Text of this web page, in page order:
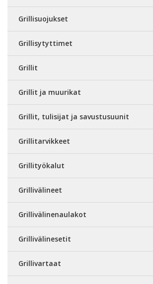
Grillisuojukset
Grillisytyttimet
Grillit
Grillit ja muurikat
Grillit, tulisijat ja savustusuunit
Grillitarvikkeet
Grillityökalut
Grillivälineet
Grillivälinenaulakot
Grillivälinesetit
Grillivartaat